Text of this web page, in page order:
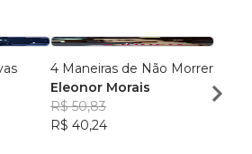
4 Maneiras de Não Morrer
Eleonor Morais
R$ 50,83
R$ 40,24
R$